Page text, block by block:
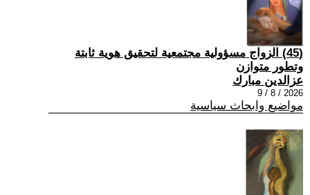
(45) الزواج مسؤولية مجتمعية لتحقيق هوية ثابتة
وتطور متوازن
عزالدين مبارك
2026 / 8 / 9
مواضيع وابحاث سياسية